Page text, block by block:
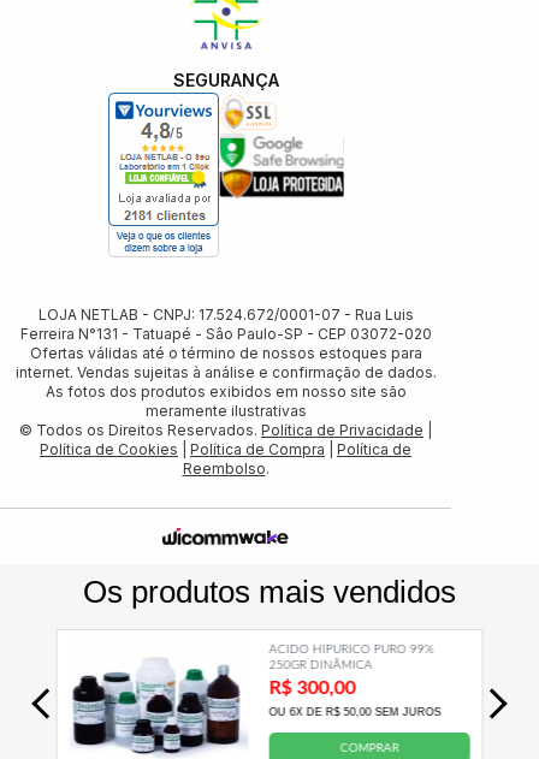
SEGURANÇA
LOJA NETLAB - CNPJ: 17.524.672/0001-07 - Rua Luis
Ferreira N°131 - Tatuapé - Sâo Paulo-SP - CEP 03072-020
Ofertas válidas até o término de nossos estoques para
internet. Vendas sujeitas à análise e confirmação de dados.
As fotos dos produtos exibidos em nosso site são
meramente ilustrativas
© Todos os Direitos Reservados. Política de Privacidade
Política de Cookies
Política de Compra
Política de
Reembolso.